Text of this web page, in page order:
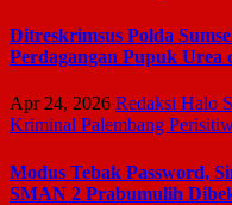
Ditreskrimsus Polda
Perdagangan Pupuk Urea
Apr 24, 2026 Redaksi Halo
Kriminal Palembang
Modus Tebak Password,
SMAN 2 Prabumulih